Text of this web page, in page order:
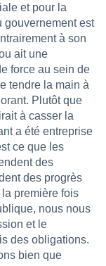
et pour la
gouvernement est
à son
ait une
force au sein de
tendre la main à
Plutôt que
à casser la
a été entreprise
ce que les
des
des progrès
première fois
nous nous
et le
des obligations.
bien que